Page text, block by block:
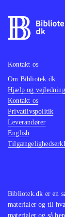
Bibliotek.dk er en
materialer og til
materialer og så
Kontakt os
Om Bibliotek.dk
Hjælp og vejledning
Kontakt os
Privatlivspolitik
Leverandører
English